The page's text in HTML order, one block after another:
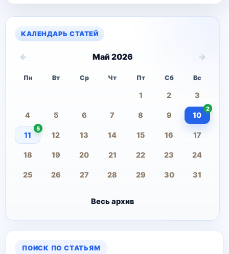
КАЛЕНДАРЬ СТАТЕЙ
← Май 2026 →
Пн Вт Ср Чт Пт Сб Вс
1 2 3
4 5 6 7 8 9 10
2
11
5
12 13 14 15 16 17
18 19 20 21 22 23 24
25 26 27 28 29 30 31
Весь архив
ПОИСК ПО СТАТЬЯМ